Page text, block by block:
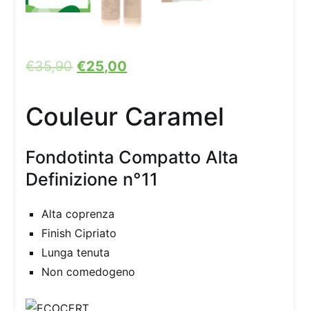
€35,90 €25,00
Couleur Caramel
Fondotinta Compatto Alta
Definizione n°11
Alta coprenza
Finish Cipriato
Lunga tenuta
Non comedogeno